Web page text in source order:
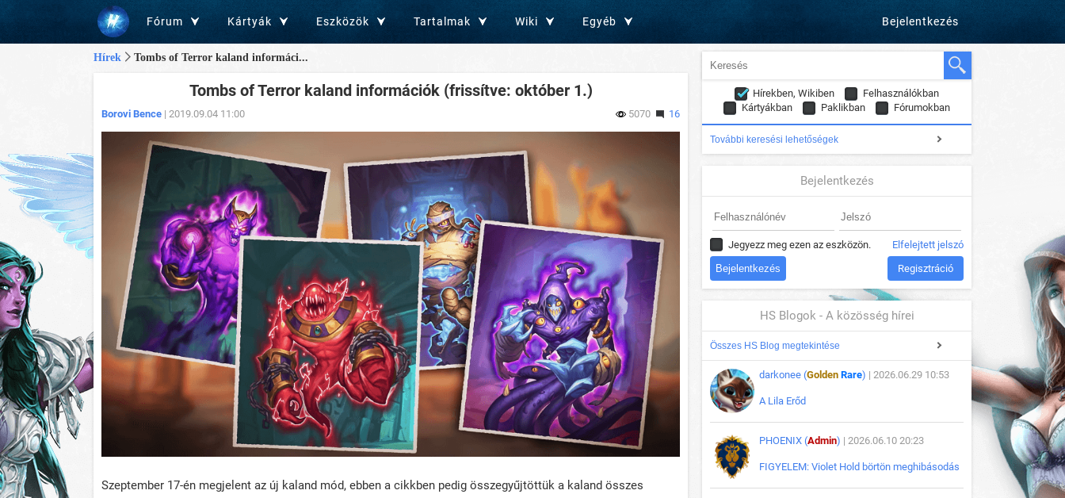
Fórum Kártyák Eszközök Tartalmak Wiki Egyéb Bejelentkezés
Hírek Tombs of Terror kaland informáci...
Tombs of Terror kaland információk (frissítve: október 1.)
Borovi Bence | 2019.09.04 11:00 5070 16
Szeptember 17-én megjelent az új kaland mód, ebben a cikkben pedig összegyűjtöttük a kaland összes
Hírekben, Wikiben
Felhasználókban
Kártyákban
Paklikban Fórumokban
További keresési lehetőségek
Bejelentkezés
Jegyezz meg ezen az eszközön. Elfelejtett jelszó
Regisztráció
HS Blogok - A közösség hírei
Összes HS Blog megtekintése
darkonee (Golden Rare) | 2026.06.29 10:53
A Lila Erőd
PHOENIX (Admin) | 2026.06.10 20:23
FIGYELEM: Violet Hold börtön meghibásodás